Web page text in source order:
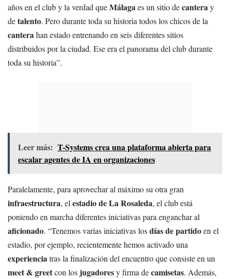
años en el club y la verdad queMálagaes un sitio decanteray
detalento. Pero durante toda su historia todos los chicos de la
canterahan estado entrenando en seis diferentes sitios
distribuidos por la ciudad. Ese era el panorama del club durante
toda su historia”.
Leer más: T-Systems crea una plataforma abierta para
escalar agentes de IA en organizaciones
Paralelamente, para aprovechar al máximo su otra gran
infraestructura, elestadio de La Rosaleda, el club está
poniendo en marcha diferentes iniciativas para enganchar al
aficionado. “Tenemos varias iniciativas losdías de partidoen el
estadio, por ejemplo, recientemente hemos activado una
experienciatras la finalización del encuentro que consiste en un
meet & greetcon los jugadoresy firma decamisetas. Además,